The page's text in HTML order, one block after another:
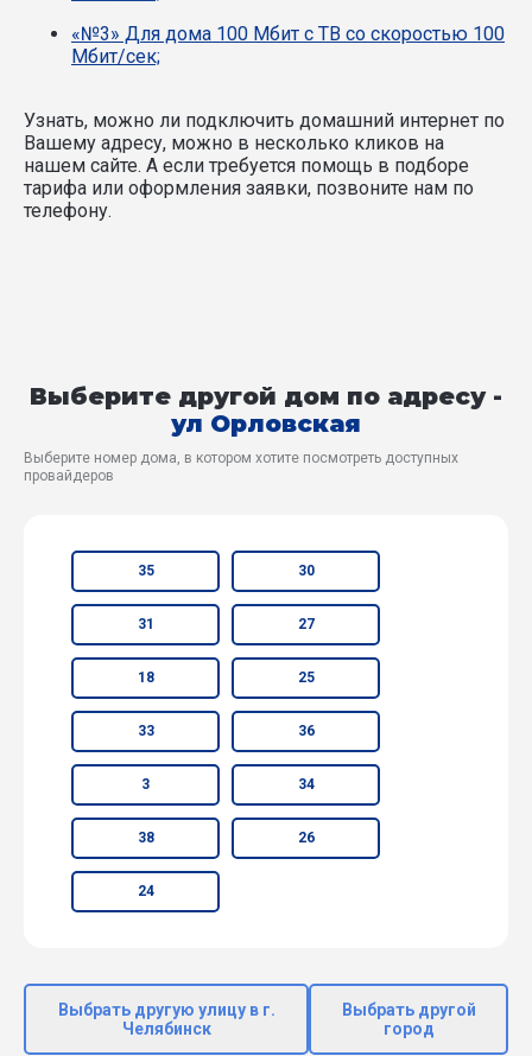
«№3» Для дома 100 Мбит с ТВ со скоростью 100
Мбит/сек;
Узнать, можно ли подключить домашний интернет по
Вашему адресу, можно в несколько кликов на
нашем сайте. А если требуется помощь в подборе
тарифа или оформления заявки, позвоните нам по
телефону.
Выберите другой дом по адресу -
ул Орловская
Выберите номер дома, в котором хотите посмотреть доступных
провайдеров
35 30
31 27
18 25
33 36
3 34
38 26
24
Выбрать другую улицу в г.
Челябинск
Выбрать другой
город